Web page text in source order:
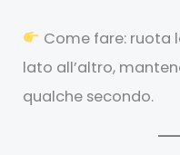
Come fare: ruota
lato all’altro,
qualche secondo.